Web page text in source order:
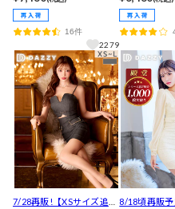
ジップカットアウト襟付
きバックルタイトミニ丈
キャバドレス[XS~LL/5サ
イズ展開]
16件
2279
桃々着用]最
うシフォン袖
ペプラムネッ
ミニ丈キャ
7/28再販!【XSサイズ追
8/18頃再販予